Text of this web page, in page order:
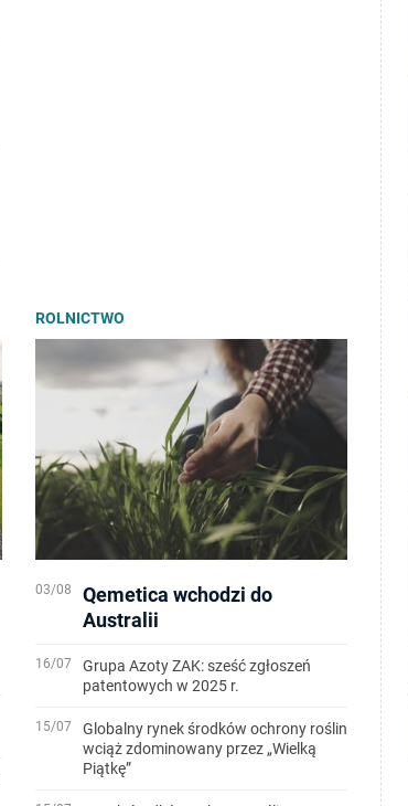
ROLNICTWO
03/08
Qemetica wchodzi do
Australii
16/07
Grupa Azoty ZAK: sześć zgłoszeń
patentowych w 2025 r.
15/07
Globalny rynek środków ochrony roślin
wciąż zdominowany przez „Wielką
Piątkę”